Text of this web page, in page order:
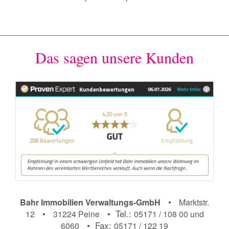
Das sagen unsere Kunden
Bahr Immobilien Verwaltungs-GmbH • Marktstr.
12 • 31224 Peine• Tel.: 05171 / 108 00 und
6060 • Fax: 05171 / 122 19